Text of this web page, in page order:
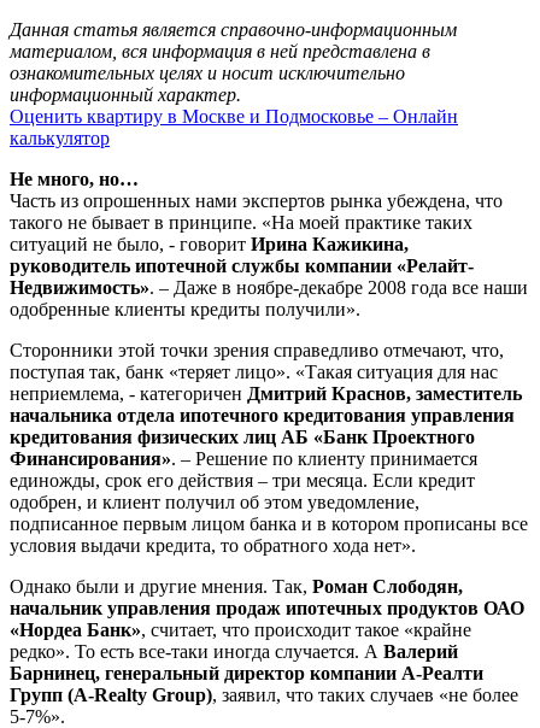
Данная статья является справочно-информационным
материалом, вся информация в ней представлена в
ознакомительных целях и носит исключительно
информационный характер.
Оценить квартиру в Москве и Подмосковье – Онлайн
калькулятор
Не много, но…
Часть из опрошенных нами экспертов рынка убеждена, что
такого не бывает в принципе. «На моей практике таких
ситуаций не было, - говорит Ирина Кажикина,
руководитель ипотечной службы компании «Релайт-
Недвижимость». – Даже в ноябре-декабре 2008 года все наши
одобренные клиенты кредиты получили».
Сторонники этой точки зрения справедливо отмечают, что,
поступая так, банк «теряет лицо». «Такая ситуация для нас
неприемлема, - категоричен Дмитрий Краснов, заместитель
начальника отдела ипотечного кредитования управления
кредитования физических лиц АБ «Банк Проектного
Финансирования». – Решение по клиенту принимается
единожды, срок его действия – три месяца. Если кредит
одобрен, и клиент получил об этом уведомление,
подписанное первым лицом банка и в котором прописаны все
условия выдачи кредита, то обратного хода нет».
Однако были и другие мнения. Так, Роман Слободян,
начальник управления продаж ипотечных продуктов ОАО
«Нордеа Банк», считает, что происходит такое «крайне
редко». То есть все-таки иногда случается. А Валерий
Барнинец, генеральный директор компании А-Реалти
Групп (A-Realty Group), заявил, что таких случаев «не более
5-7%».